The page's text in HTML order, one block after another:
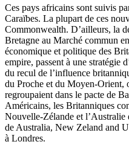
Ces pays africains sont suivis
Caraïbes. La plupart de ces
Commonwealth. D’ailleurs, la
Bretagne au Marché commun
économique et politique des
empire, passent à une stratégie
du recul de l’influence
du Proche et du Moyen-Orient,
regroupaient dans le pacte de
Américains, les Britanniques
Nouvelle-Zélande et
de Australia, New Zeland and
à Londres.